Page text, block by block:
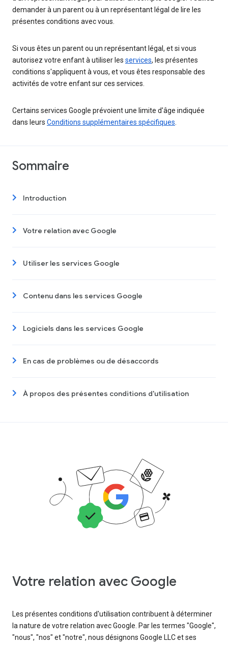
demander à un parent ou à un représentant légal de lire les
présentes conditions avec vous.
Si vous êtes un parent ou un représentant légal, et si vous
autorisez votre enfant à utiliser les services, les présentes
conditions s'appliquent à vous, et vous êtes responsable des
activités de votre enfant sur ces services.
Certains services Google prévoient une limite d'âge indiquée
dans leurs Conditions supplémentaires spécifiques
Sommaire
Introduction
Votre relation avec Google
Utiliser les services Google
Contenu dans les services Google
Logiciels dans les services Google
En cas de problèmes ou de désaccords
À propos des présentes conditions d'utilisation
Votre relation avec Google
Les présentes conditions d'utilisation contribuent à déterminer
la nature de votre relation avec Google. Par les termes "Google",
"nous", "nos" et "notre", nous désignons Google LLC et ses